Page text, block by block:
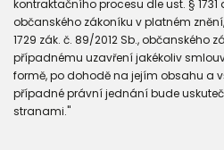
kontraktačního procesu dle ust. § 1731
občanského zákoníku v platném
1729 zák. č. 89/2012 Sb., občanského
případnému uzavření jakékoliv
formě, po dohodě na jejím obsahu a
případné právní jednání bude
stranami."